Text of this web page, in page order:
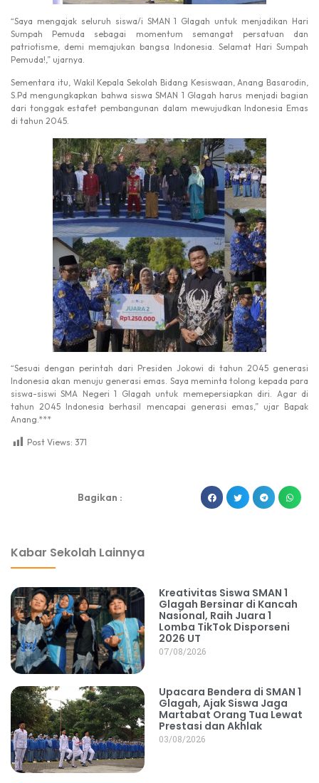
“Saya mengajak seluruh siswa/i SMAN 1 Glagah untuk menjadikan Hari
Sumpah Pemuda sebagai momentum semangat persatuan dan
patriotisme, demi memajukan bangsa Indonesia. Selamat Hari Sumpah
Pemuda!,” ujarnya.
Sementara itu, Wakil Kepala Sekolah Bidang Kesiswaan, Anang Basarodin,
S.Pd mengungkapkan bahwa siswa SMAN 1 Glagah harus menjadi bagian
dari tonggak estafet pembangunan dalam mewujudkan Indonesia Emas
di tahun 2045.
“Sesuai dengan perintah dari Presiden Jokowi di tahun 2045 generasi
Indonesia akan menuju generasi emas. Saya meminta tolong kepada para
siswa-siswi SMA Negeri 1 Glagah untuk memepersiapkan diri. Agar di
tahun 2045 Indonesia berhasil mencapai generasi emas,” ujar Bapak
Anang.***
Post Views: 371
Bagikan :
Kabar Sekolah Lainnya
Kreativitas Siswa SMAN 1
Glagah Bersinar di Kancah
Nasional, Raih Juara 1
Lomba TikTok Disporseni
2026 UT
07/08/2026
Upacara Bendera di SMAN 1
Glagah, Ajak Siswa Jaga
Martabat Orang Tua Lewat
Prestasi dan Akhlak
03/08/2026